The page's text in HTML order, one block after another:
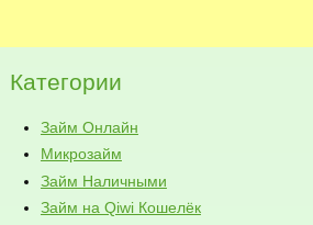
Категории
Займ Онлайн
Микрозайм
Займ Наличными
Займ на Qiwi Кошелёк